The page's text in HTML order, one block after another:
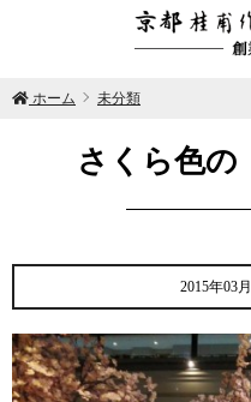
ホーム 未分類
さくら色の
2015年03